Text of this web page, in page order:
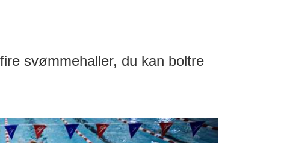
svømmehaller, du kan boltre